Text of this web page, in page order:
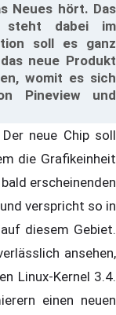
Neues hört. Das
steht dabei im
soll es ganz
neue Produkt
womit es sich
Pineview und
neue Chip soll
die Grafikeinheit
erscheinenden
verspricht so in
diesem Gebiet.
ansehen,
Linux-Kernel 3.4.
einen neuen